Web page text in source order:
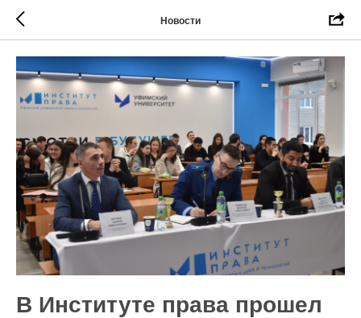
Новости
В Институте права прошел